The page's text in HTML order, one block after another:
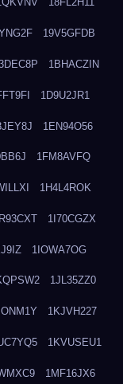
19V5GFDB
1BHACZIN
1D9U2JR1
1EN94O56
1FM8AVFQ
1H4L4ROK
1I70CGZX
1IOWA7OG
1JL35ZZ0
1KJVH227
1KVUSEU1
1MF16JX6